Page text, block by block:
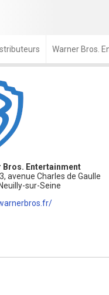
Warner Bros.
Bros. Entertainment
avenue Charles de Gaulle
sur-Seine